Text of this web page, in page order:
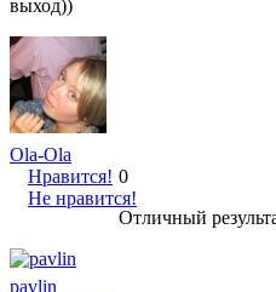
выход))
Ola-Ola
Нравится!
Не нравится!
0
Отличный
pavlin